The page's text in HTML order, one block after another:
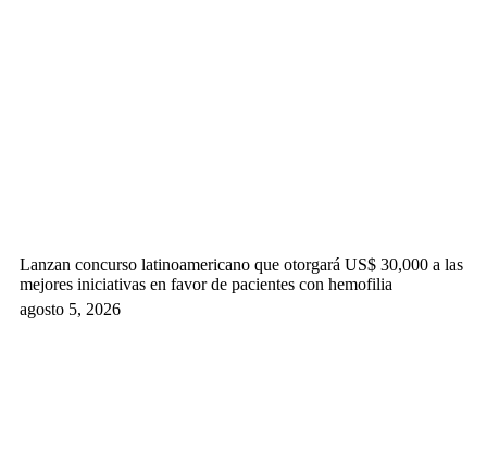
Lanzan concurso latinoamericano que otorgará US$ 30,000 a las
mejores iniciativas en favor de pacientes con hemofilia
agosto 5, 2026